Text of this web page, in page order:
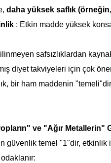
daha yüksek saflık
: Etkin madde yüksek
safsızlıklardan
diyet takviyeleri için çok
bir ham maddenin
ve "Ağır Metallerin"
güvenlik temel "1"dir,